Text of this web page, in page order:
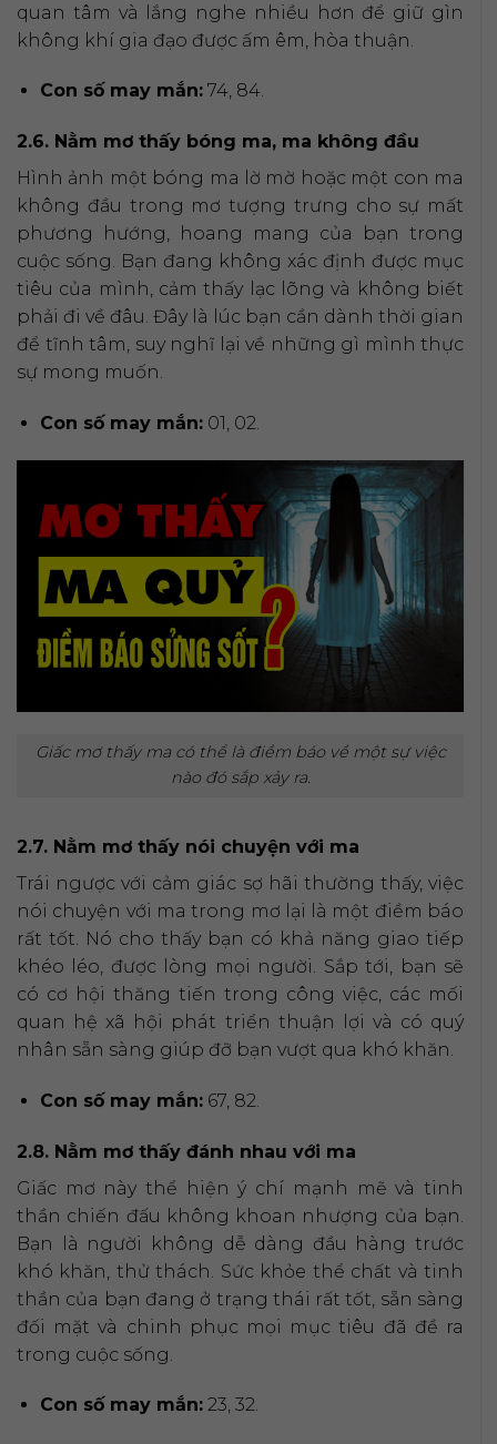
quan tâm và lắng nghe nhiều hơn để giữ gìn
không khí gia đạo được ấm êm, hòa thuận.
Con số may mắn:74, 84.
2.6. Nằm mơ thấy bóng ma, ma không đầu
Hình ảnh một bóng ma lờ mờ hoặc một con ma
không đầu trong mơ tượng trưng cho sự mất
phương hướng, hoang mang của bạn trong
cuộc sống. Bạn đang không xác định được mục
tiêu của mình, cảm thấy lạc lõng và không biết
phải đi về đâu. Đây là lúc bạn cần dành thời gian
để tĩnh tâm, suy nghĩ lại về những gì mình thực
sự mong muốn.
Con số may mắn:01, 02.
Giấc mơ thấy ma có thể là điềm báo về một sự việc
nào đó sắp xảy ra.
2.7. Nằm mơ thấy nói chuyện với ma
Trái ngược với cảm giác sợ hãi thường thấy, việc
nói chuyện với ma trong mơ lại là một điềm báo
rất tốt. Nó cho thấy bạn có khả năng giao tiếp
khéo léo, được lòng mọi người. Sắp tới, bạn sẽ
có cơ hội thăng tiến trong công việc, các mối
quan hệ xã hội phát triển thuận lợi và có quý
nhân sẵn sàng giúp đỡ bạn vượt qua khó khăn.
Con số may mắn:67, 82.
2.8. Nằm mơ thấy đánh nhau với ma
Giấc mơ này thể hiện ý chí mạnh mẽ và tinh
thần chiến đấu không khoan nhượng của bạn.
Bạn là người không dễ dàng đầu hàng trước
khó khăn, thử thách. Sức khỏe thể chất và tinh
thần của bạn đang ở trạng thái rất tốt, sẵn sàng
đối mặt và chinh phục mọi mục tiêu đã đề ra
trong cuộc sống.
Con số may mắn:23, 32.